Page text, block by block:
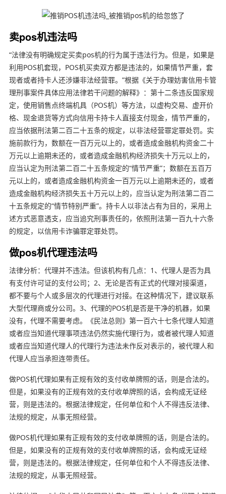
卖pos机违法吗
“法律没有明确规定买卖pos机的行为属于违法行为。但是，如果是
利用POS机套现，POS机买卖双方都是违法的，如果情节严重，套
现者或者持卡人还涉嫌非法经营罪。”根据《关于办理妨害信用卡管
理刑事案件具体应用法律若干问题的解释》：第十二条违反国家规
定，使用销售点终端机具（POS机）等方法，以虚构交易、虚开价
格、现金退货等方式向信用卡持卡人直接支付现金，情节严重的，
应当依据刑法第二百二十五条的规定，以非法经营罪定罪处罚。实
施前款行为，数额在一百万元以上的，或者造成金融机构资金二十
万元以上逾期未还的，或者造成金融机构经济损失十万元以上的，
应当认定为刑法第二百二十五条规定的“情节严重”；数额在五百万
元以上的，或者造成金融机构资金一百万元以上逾期未还的，或者
造成金融机构经济损失五十万元以上的，应当认定为刑法第二百二
十五条规定的“情节特别严重”。持卡人以非法占有为目的，采用上
述方式恶意透支，应当追究刑事责任的，依照刑法第一百九十六条
的规定，以信用卡诈骗罪定罪处罚。
做pos机代理违法吗
法律分析：代理并不违法。但该机构有几点：1、代理人是否为具
有支付许可证的支付公司；2、无论是否有正式的代理对接渠道，
都不要与个人或多层次的代理进行对接。在这种情况下，建议联系
大型代理商或分公司。3、代理的POS机是否是干净的机器，如果
没有，代理不需要考虑。《民法总则》第一百六十七条代理人知道
或者应当知道代理事项违法仍然实施代理行为，或者被代理人知道
或者应当知道代理人的代理行为违法未作反对表示的，被代理人和
代理人应当承担连带责任。
做POS机代理如果有正规有效的支付收单牌照的话，则是合法的。
但是，如果没有的正规有效的支付收单牌照的话，会构成无证经
营，则是违法的。根据法律规定，任何单位和个人不得违反法律、
法规的规定，从事无照经营。
做POS机代理如果有正规有效的支付收单牌照的话，则是合法的。
但是，如果没有的正规有效的支付收单牌照的话，会构成无证经
营，则是违法的。根据法律规定，任何单位和个人不得违反法律、
法规的规定，从事无照经营。